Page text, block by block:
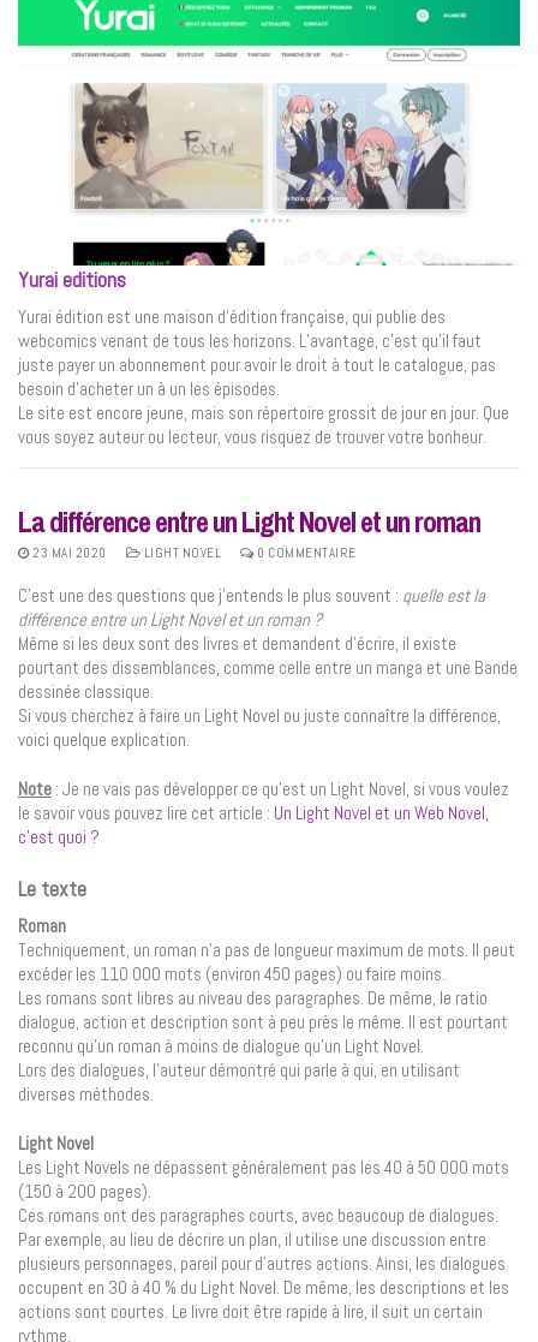
Yurai editions
Yurai édition est une maison d’édition française, qui publie des
webcomics venant de tous les horizons. L’avantage, c’est qu’il faut
juste payer un abonnement pour avoir le droit à tout le catalogue, pas
besoin d’acheter un à un les épisodes.
Le site est encore jeune, mais son répertoire grossit de jour en jour. Que
vous soyez auteur ou lecteur, vous risquez de trouver votre bonheur.
La différence entre un Light Novel et un roman
23 MAI 2020 LIGHT NOVEL 0 COMMENTAIRE
C’est une des questions que j’entends le plus souvent : quelle est la
différence entre un Light Novel et un roman ?
Même si les deux sont des livres et demandent d’écrire, il existe
pourtant des dissemblances, comme celle entre un manga et une Bande
dessinée classique.
Si vous cherchez à faire un Light Novel ou juste connaître la différence,
voici quelque explication.
Note : Je ne vais pas développer ce qu’est un Light Novel, si vous voulez
le savoir vous pouvez lire cet article : Un Light Novel et un Web Novel,
c’est quoi ?
Le texte
Roman
Techniquement, un roman n’a pas de longueur maximum de mots. Il peut
excéder les 110 000 mots (environ 450 pages) ou faire moins.
Les romans sont libres au niveau des paragraphes. De même, le ratio
dialogue, action et description sont à peu près le même. Il est pourtant
reconnu qu’un roman à moins de dialogue qu’un Light Novel.
Lors des dialogues, l’auteur démontré qui parle à qui, en utilisant
diverses méthodes.
Light Novel
Les Light Novels ne dépassent généralement pas les 40 à 50 000 mots
(150 à 200 pages).
Ces romans ont des paragraphes courts, avec beaucoup de dialogues.
Par exemple, au lieu de décrire un plan, il utilise une discussion entre
plusieurs personnages, pareil pour d’autres actions. Ainsi, les dialogues
occupent en 30 à 40 % du Light Novel. De même, les descriptions et les
actions sont courtes. Le livre doit être rapide à lire, il suit un certain
rythme.